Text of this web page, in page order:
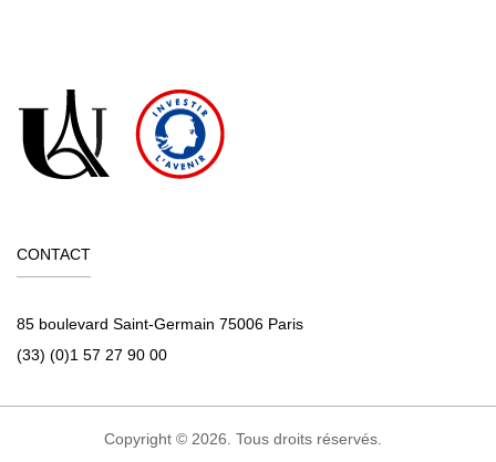
CONTACT
85 boulevard Saint-Germain 75006 Paris
(33) (0)1 57 27 90 00
Copyright © 2026. Tous droits réservés.